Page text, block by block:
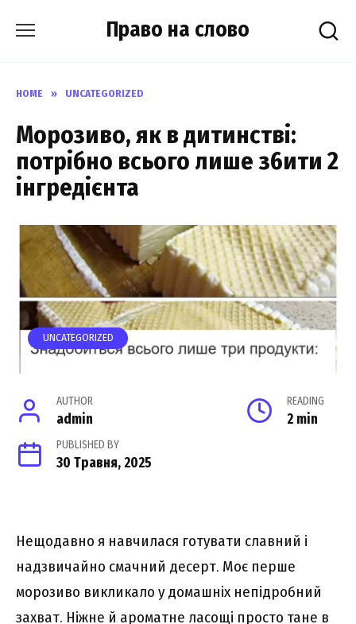
Право на слово
HOME » UNCATEGORIZED
Морозиво, як в дитинстві:
потрібно всього лише з6ити 2
інгредієнта
UNCATEGORIZED
AUTHOR
admin
READING
2 min
PUBLISHED BY
30 Травня, 2025
Нещодавно я навчилася готувати славний і
надзвичайно смачний десерт. Моє перше
морозиво викликало у домашніх непідробний
захват. Ніжне й ароматне ласощі просто тане в